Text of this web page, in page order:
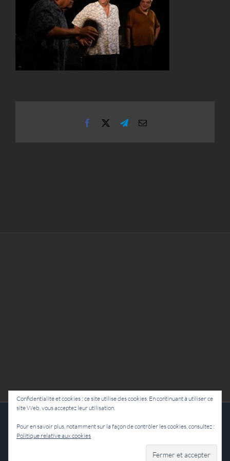
Facebook TelegramEmail
Facebook
Confidentialité et cookies : ce site utilise des cookies. En continuant à utiliser ce
site Web, vous acceptez leur utilisation.
Pour en savoir plus, notamment sur la façon de contrôler les cookies, consultez :
Politique relative aux cookies